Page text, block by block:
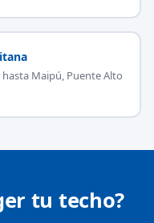
hasta Maipú, Puente Alto
tu techo?